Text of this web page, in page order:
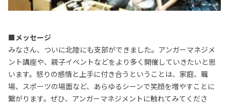
■メッセージ
みなさん、ついに北陸にも支部ができました。アンガーマネジメ
ント講座や、親子イベントなどをより多く開催していきたいと思
います。怒りの感情と上手に付き合うということは、家庭、職
場、スポーツの場面など、あらゆるシーンで笑顔を増やすことに
繋がります。ぜひ、アンガーマネジメントに触れてみてくださ